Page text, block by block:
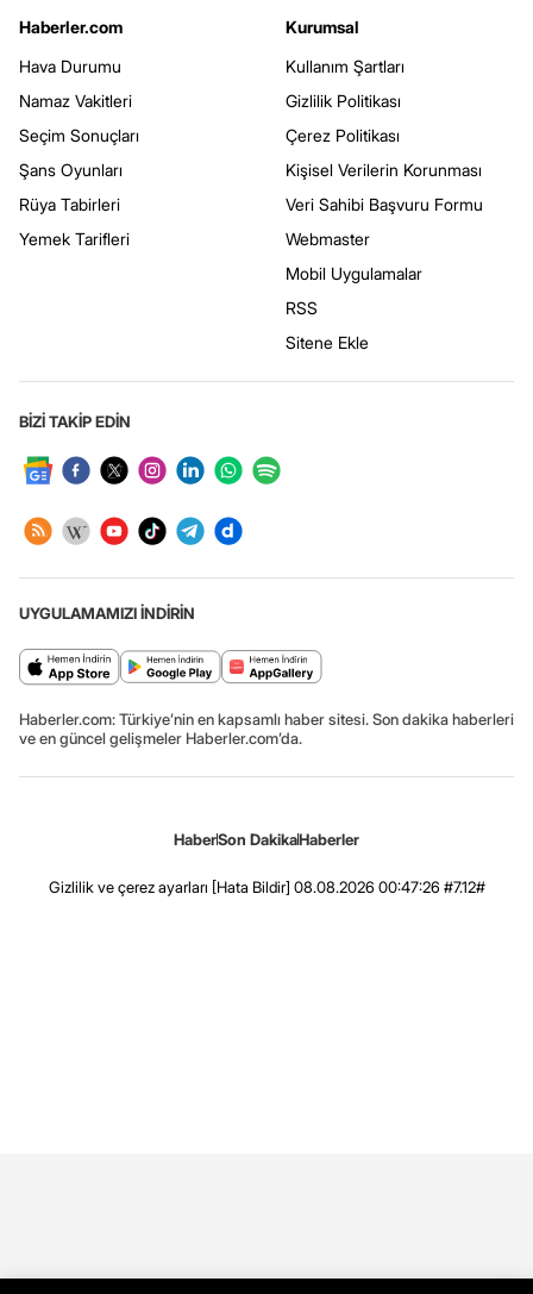
Haberler.com
Hava Durumu
Namaz Vakitleri
Seçim Sonuçları
Şans Oyunları
Rüya Tabirleri
Yemek Tarifleri
Kurumsal
Kullanım Şartları
Gizlilik Politikası
Çerez Politikası
Kişisel Verilerin Korunması
Veri Sahibi Başvuru Formu
Webmaster
Mobil Uygulamalar
RSS
Sitene Ekle
BİZİ TAKİP EDİN
UYGULAMAMIZI İNDİRİN
Haberler.com: Türkiye’nin en kapsamlı haber sitesi. Son dakika haberleri
ve en güncel gelişmeler Haberler.com’da.
HaberSon DakikaHaberler
Gizlilik ve çerez ayarları [Hata Bildir] 08.08.2026 00:47:26 #7.12#